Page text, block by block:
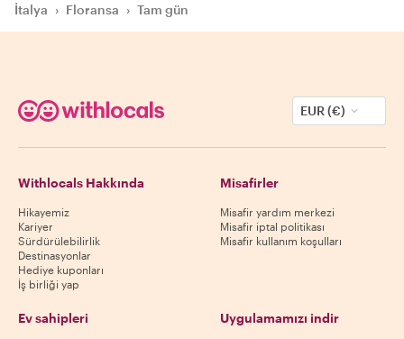
İtalya › Floransa › Tam gün
EUR (€)
Withlocals Hakkında
Hikayemiz
Kariyer
Sürdürülebilirlik
Destinasyonlar
Hediye kuponları
İş birliği yap
Misafirler
Misafir yardım merkezi
Misafir iptal politikası
Misafir kullanım koşulları
Ev sahipleri Uygulamamızı indir